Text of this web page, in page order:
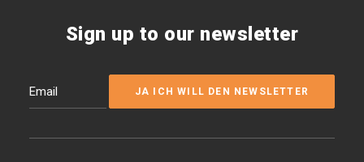
Sign up to our newsletter